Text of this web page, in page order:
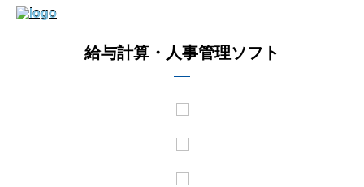
給与計算・人事管理ソフト